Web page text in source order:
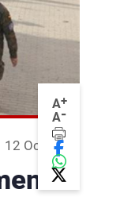
A+
A-
12 Oct 2019
is